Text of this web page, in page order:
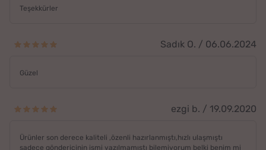
Teşekkürler
Sadık O. / 06.06.2024
Güzel
ezgi b. / 19.09.2020
Ürünler son derece kaliteli ,özenli hazırlanmıştı,hızlı ulaşmıştı
sadece göndericinin ismi yazılmamıstı bilemiyorum belki benim mi